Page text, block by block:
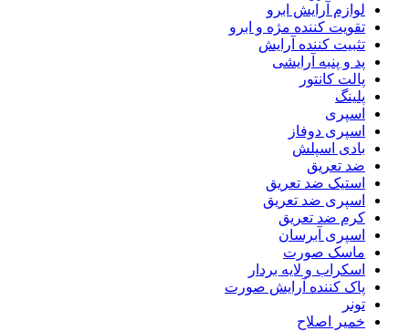
لوازم آرایش ابرو
تقویت کننده مژه و ابرو
تثبیت کننده آرایش
پد و پنبه آرایشی
پالت کانتور
پلینگ
اسپری
اسپری دوفاز
بادی اسپلش
ضد تعریق
استیک ضد تعریق
اسپری ضد تعریق
کرم ضد تعریق
اسپری آبرسان
ماسک صورت
اسکراب و لایه بردار
پاک کننده آرایش صورت
تونر
خمیر اصلاح